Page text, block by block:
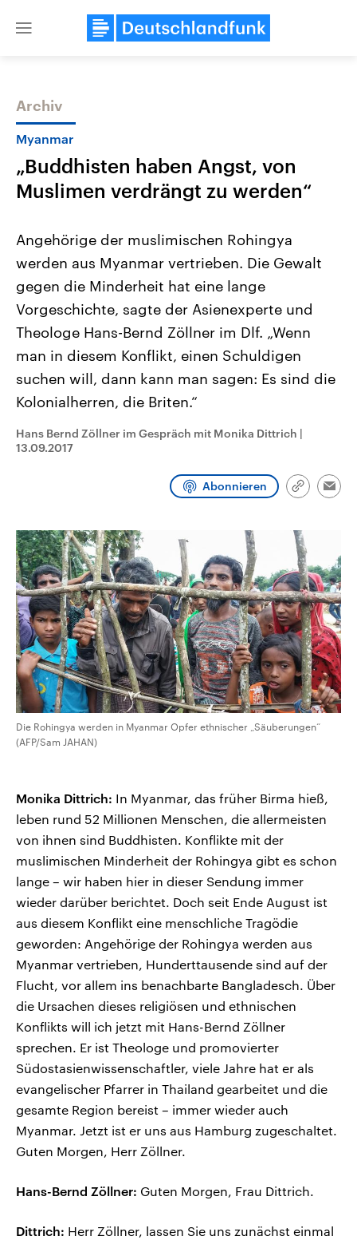
Close
Themen
Landtagswahl Sachsen-Anhalt
2026
Alle Informationen
Sachsen-Anhalt wählt am 6.
September 2026 einen neuen
Landtag. Seit 2021 wird das
Bundesland von einer Koalition aus
Umfragen, Prognosen,
Wahlprogramme, aktuelle Berichte
und Hintergründe zu den Parteien
Wahl.
USA
Aktuelle Beiträge,
Hintergründe
Wirtschaftlich und
gehören die Vereinigten
den mächtigsten Ländern
mit großem Einfluss auf
aktuelle Weltgeschehen.
Sendungen Programm
Audio-Archiv
Archiv
Myanmar
„Buddhisten haben Angst, von
Muslimen verdrängt zu werden“
Angehörige der muslimischen Rohingya
werden aus Myanmar vertrieben. Die Gewalt
gegen die Minderheit hat eine lange
Vorgeschichte, sagte der Asienexperte und
Theologe Hans-Bernd Zöllner im Dlf. „Wenn
man in diesem Konflikt, einen Schuldigen
suchen will, dann kann man sagen: Es sind die
Kolonialherren, die Briten.“
Hans Bernd Zöllner im Gespräch mit Monika Dittrich |
13.09.2017
Abonnieren
Link
Die Rohingya werden in Myanmar Opfer ethnischer „Säuberungen“
(AFP/Sam JAHAN)
Monika Dittrich: In Myanmar, das früher Birma hieß,
leben rund 52 Millionen Menschen, die allermeisten
von ihnen sind Buddhisten. Konflikte mit der
muslimischen Minderheit der Rohingya gibt es schon
lange – wir haben hier in dieser Sendung immer
wieder darüber berichtet. Doch seit Ende August ist
aus diesem Konflikt eine menschliche Tragödie
geworden: Angehörige der Rohingya werden aus
Myanmar vertrieben, Hunderttausende sind auf der
Flucht, vor allem ins benachbarte Bangladesch. Über
die Ursachen dieses religiösen und ethnischen
Konflikts will ich jetzt mit Hans-Bernd Zöllner
sprechen. Er ist Theologe und promovierter
Südostasienwissenschaftler, viele Jahre hat er als
evangelischer Pfarrer in Thailand gearbeitet und die
gesamte Region bereist – immer wieder auch
Myanmar. Jetzt ist er uns aus Hamburg zugeschaltet.
Guten Morgen, Herr Zöllner.
Hans-Bernd Zöllner: Guten Morgen, Frau Dittrich.
Dittrich: Herr Zöllner, lassen Sie uns zunächst einmal